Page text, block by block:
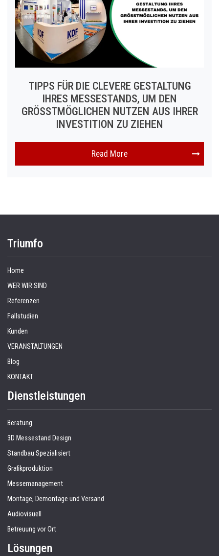
TIPPS FÜR DIE CLEVERE GESTALTUNG
IHRES MESSESTANDS, UM DEN
GRÖSSTMÖGLICHEN NUTZEN AUS IHRER I
NVESTITION ZU ZIEHEN
Read More
Triumfo
Home
WER WIR SIND
Referenzen
Fallstudien
Kunden
VERANSTALTUNGEN
Blog
KONTAKT
Dienstleistungen
Beratung
3D Messestand Design
Standbau Spezialisiert
Grafikproduktion
Messemanagement
Montage, Demontage und Versand
Audiovisuell
Betreuung vor Ort
Lösungen